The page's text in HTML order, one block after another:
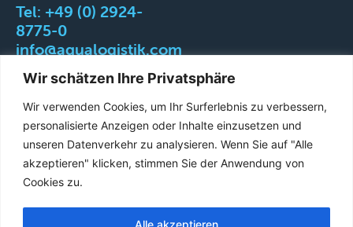
Wir schätzen Ihre Privatsphäre
Wir verwenden Cookies, um Ihr Surferlebnis zu verbessern,
personalisierte Anzeigen oder Inhalte einzusetzen und
unseren Datenverkehr zu analysieren. Wenn Sie auf "Alle
akzeptieren" klicken, stimmen Sie der Anwendung von
Cookies zu.
Alle akzeptieren
Tel: +49 (0) 2924-
8775-0
info@aqualogistik.com
©
2026
Aqualogistik.
AGB Impressum Datenschutz
Liefer-&
Versandbedingungen